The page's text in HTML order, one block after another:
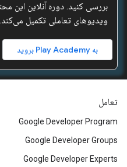
بررسی کنید. دوره آنلاین این
ویدیوهای تعاملی تکمیل می‌کند.
به Play Academy بروید
تعامل
Google Developer Program
Google Developer Groups
Google Developer Experts